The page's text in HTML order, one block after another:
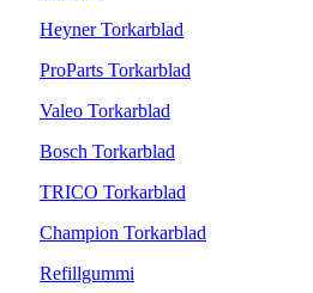
Heyner Torkarblad
ProParts Torkarblad
Valeo Torkarblad
Bosch Torkarblad
TRICO Torkarblad
Champion Torkarblad
Refillgummi